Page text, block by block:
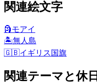
関連絵文字
🗿モアイ
🏝️無人島
🇬🇧イギリス国旗
関連テーマと休日